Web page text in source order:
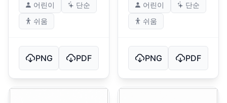
어린이
단순
쉬움
PNG PDF
어린이
단순
쉬움
PNG PDF